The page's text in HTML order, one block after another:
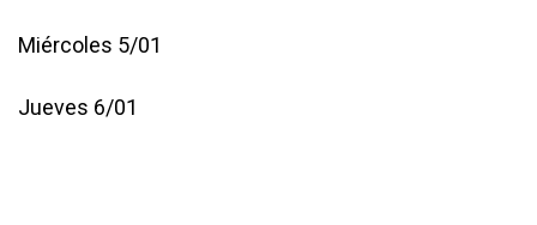
Miércoles 5/01
Jueves 6/01